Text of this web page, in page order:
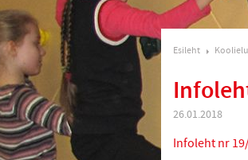
Esileht Koolielu
26.01.2018
Infoleht nr